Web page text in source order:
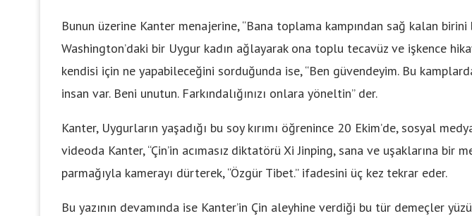
Bunun üzerine Kanter menajerine, “Bana toplama kampından sağ kalan birini
Washington’daki bir Uygur kadın ağlayarak ona toplu tecavüz ve işkence
kendisi için ne yapabileceğini sorduğunda ise, “Ben güvendeyim. Bu
insan var. Beni unutun. Farkındalığınızı onlara yöneltin” der.
Kanter, Uygurların yaşadığı bu soy kırımı öğrenince 20 Ekim’de, sosyal
videoda Kanter, “Çin’in acımasız diktatörü Xi Jinping, sana ve uşaklarına bir
parmağıyla kamerayı dürterek, “Özgür Tibet.” ifadesini üç kez tekrar eder.
Bu yazının devamında ise Kanter’in Çin aleyhine verdiği bu tür demeçler